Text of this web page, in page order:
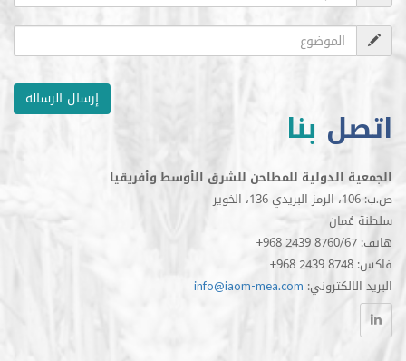
إرسال الرسالة
بنا
الدولية للمطاحن للشرق الأوسط وأفريقيا
info@iaom-mea.com